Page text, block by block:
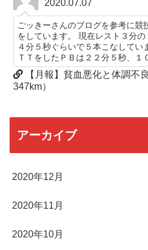
2020.07.07
ごッきーさんのブログを参考に競
をしています。 現在レスト３分
４分５秒ぐらいで５本こなしてい
ＴＴをしたＰＢは２２分５秒、１
【月報】貧血悪化と体調不
347km）
アーカイブ
2020年12月
2020年11月
2020年10月